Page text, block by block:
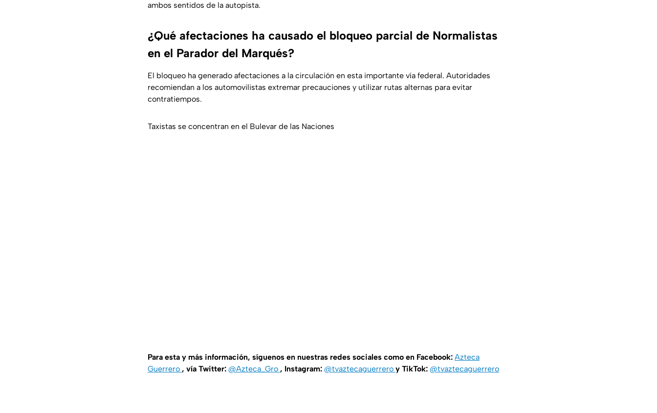
ambos sentidos de la autopista.
¿Qué afectaciones ha causado el bloqueo parcial de Normalistas
en el Parador del Marqués?
El bloqueo ha generado afectaciones a la circulación en esta importante vía federal. Autoridades
recomiendan a los automovilistas extremar precauciones y utilizar rutas alternas para evitar
contratiempos.
Taxistas se concentran en el Bulevar de las Naciones
Para esta y más información, síguenos en nuestras redes sociales como en Facebook: Azteca
Guerrero , vía Twitter: @Azteca_Gro , Instagram: @tvaztecaguerrero y TikTok: @tvaztecaguerrero